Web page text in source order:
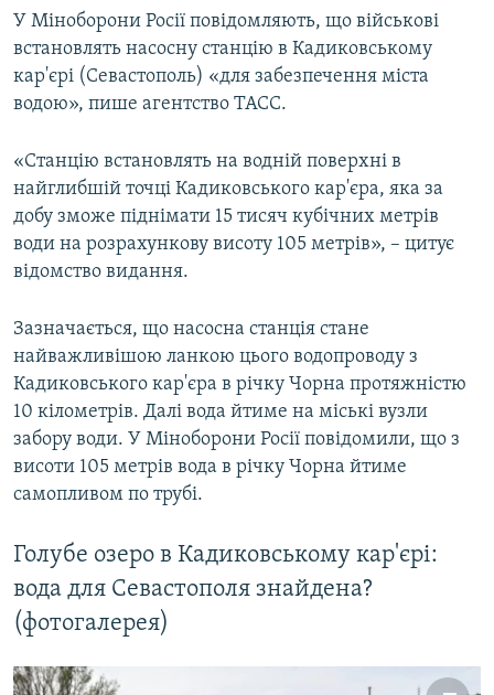
Усі сайти RFE/RL
У Міноборони Росії повідомляють, що військові
встановлять насосну станцію в Кадиковському
кар'єрі (Севастополь) «для забезпечення міста
водою», пише агентство ТАСС.
«Станцію встановлять на водній поверхні в
найглибшій точці Кадиковського кар'єра, яка за
добу зможе піднімати 15 тисяч кубічних метрів
води на розрахункову висоту 105 метрів», – цитує
відомство видання.
Зазначається, що насосна станція стане
найважливішою ланкою цього водопроводу з
Кадиковського кар'єра в річку Чорна протяжністю
10 кілометрів. Далі вода йтиме на міські вузли
забору води. У Міноборони Росії повідомили, що з
висоти 105 метрів вода в річку Чорна йтиме
самопливом по трубі.
Голубе озеро в Кадиковському кар'єрі:
вода для Севастополя знайдена?
(фотогалерея)